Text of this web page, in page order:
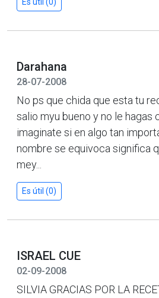
Darahana
28-07-2008
No ps que chida que esta tu
salio myu bueno y no le hagas
imaginate si en algo tan
nombre se equivoca significa
mey...
Es útil (0)
ISRAEL CUE
02-09-2008
SILVIA GRACIAS POR LA